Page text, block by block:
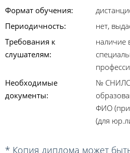
Формат обучения:
Периодичность:
нет,
Требования к
слушателям:
наличие
Необходимые
документы:
№ СНИЛС,
ФИО (при
(для
* Копия диплома может